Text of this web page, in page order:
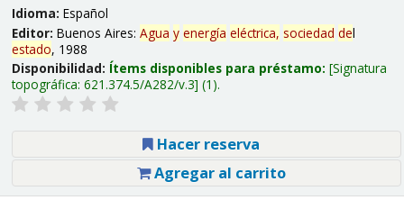
Idioma: Español
Editor: Buenos Aires: Agua y energía eléctrica, sociedad del
estado, 1988
Disponibilidad: Ítems disponibles para préstamo: Signatura
topográfica: 621.374.5/A282/v.3 (1).
Hacer reserva
Agregar al carrito